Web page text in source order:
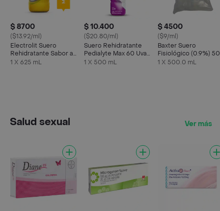
$ 8700
($13.92/ml)
Electrolit Suero
Rehidratante Sabor a
Maracuyá
1 X 625 mL
$ 10.400
($20.80/ml)
Suero Rehidratante
Pedialyte Max 60 Uva
Frasco 500 mL
1 X 500 mL
$ 4500
($9/ml)
Baxter Suero
Fisiológico (0.9%)
mL
1 X 500.0 mL
Salud sexual Ver más